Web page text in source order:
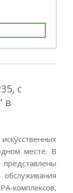
с
в
месте. В
комплексов,